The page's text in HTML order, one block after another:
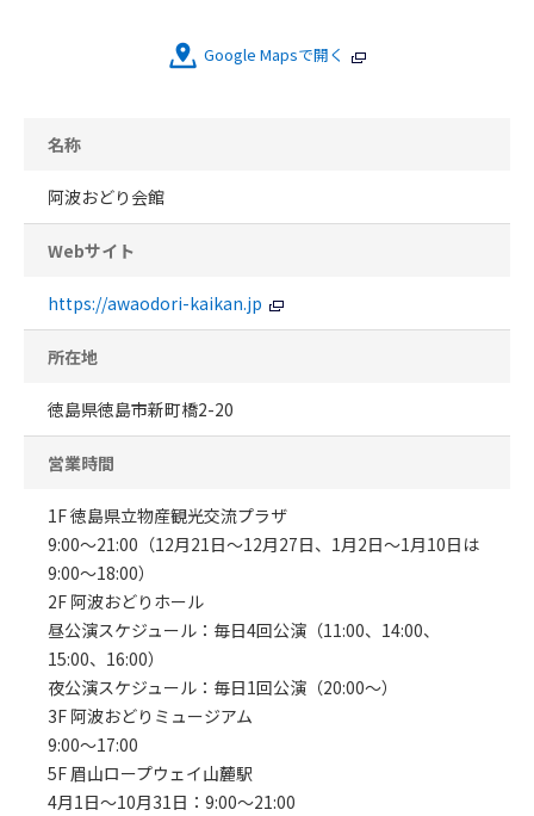
Google Mapsで開く
名称
阿波おどり会館
Webサイト
https://awaodori-kaikan.jp
所在地
徳島県徳島市新町橋2-20
営業時間
1F 徳島県立物産観光交流プラザ
9:00～21:00（12月21日～12月27日、1月2日～1月10日は
9:00～18:00）
2F 阿波おどりホール
昼公演スケジュール：毎日4回公演（11:00、14:00、
15:00、16:00）
夜公演スケジュール：毎日1回公演（20:00〜）
3F 阿波おどりミュージアム
9:00〜17:00
5F 眉山ロープウェイ山麓駅
4月1日〜10月31日：9:00〜21:00